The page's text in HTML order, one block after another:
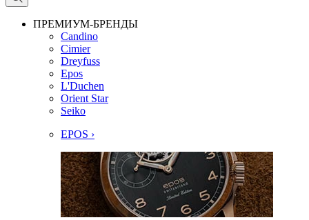
ПРЕМИУМ-БРЕНДЫ
Candino
Cimier
Dreyfuss
Epos
L'Duchen
Orient Star
Seiko
EPOS ›